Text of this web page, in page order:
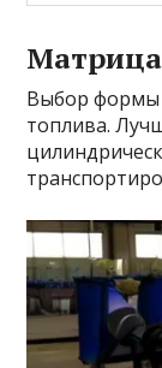
Выбор формы
топлива.